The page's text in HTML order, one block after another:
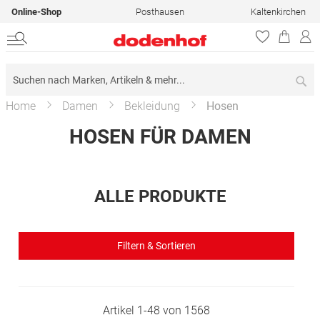
Online-Shop Posthausen Kaltenkirchen
Home Damen Bekleidung Hosen
HOSEN FÜR DAMEN
ALLE PRODUKTE
Filtern & Sortieren
Artikel 1-48 von 1568